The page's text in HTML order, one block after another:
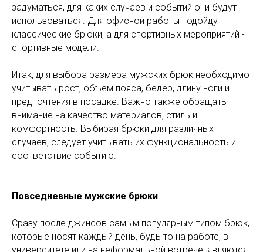
задуматься, для каких случаев и событий они будут
использоваться. Для офисной работы подойдут
классические брюки, а для спортивных мероприятий -
спортивные модели.
Итак, для выбора размера мужских брюк необходимо
учитывать рост, объем пояса, бедер, длину ноги и
предпочтения в посадке. Важно также обращать
внимание на качество материалов, стиль и
комфортность. Выбирая брюки для различных
случаев, следует учитывать их функциональность и
соответствие событию.
Повседневные мужские брюки
Сразу после джинсов самым популярным типом брюк,
которые носят каждый день, будь то на работе, в
университете или на неформальной встрече, являются